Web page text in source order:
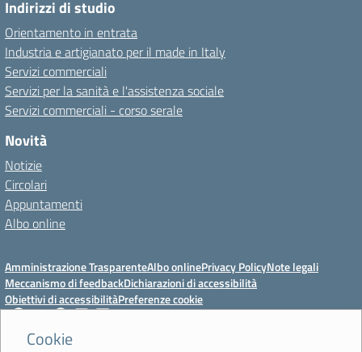
Cookie
Indirizzi di studio
Orientamento in entrata
Industria e artigianato per il made in Italy
Servizi commerciali
Servizi per la sanità e l'assistenza sociale
Servizi commerciali - corso serale
Novità
Notizie
Circolari
Appuntamenti
Albo online
Amministrazione TrasparenteAlbo onlinePrivacy PolicyNote legali
Meccanismo di feedbackDichiarazioni di accessibilità
Obiettivi di accessibilitàPreferenze cookie